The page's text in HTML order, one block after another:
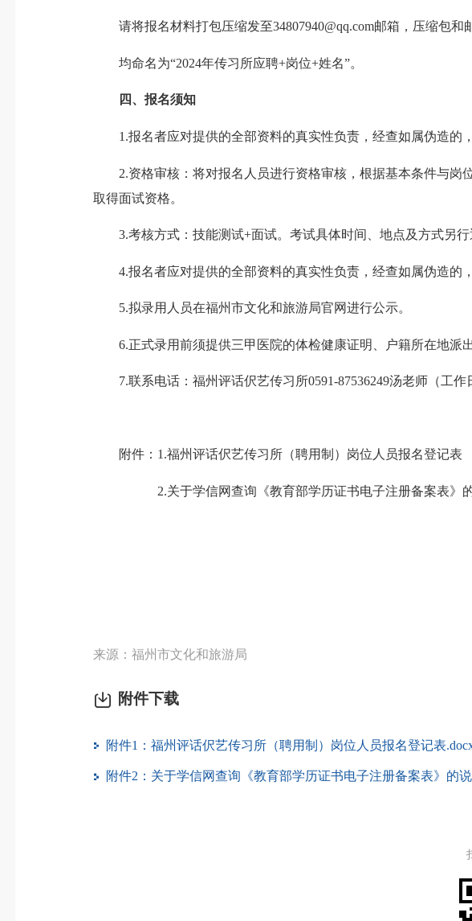
请将报名材料打包压缩发至34807940@qq.com邮箱，压缩包和
均命名为“2024年传习所应聘+岗位+姓名”。
四、报名须知
1.报名者应对提供的全部资料的真实性负责，经查如属伪造的，
2.资格审核：将对报名人员进行资格审核，根据基本条件与岗
取得面试资格。
3.考核方式：技能测试+面试。考试具体时间、地点及方式另行
4.报名者应对提供的全部资料的真实性负责，经查如属伪造的，
5.拟录用人员在福州市文化和旅游局官网进行公示。
6.正式录用前须提供三甲医院的体检健康证明、户籍所在地派出
7.联系电话：福州评话伬艺传习所0591-87536249汤老师（工作日
附件：1.福州评话伬艺传习所（聘用制）岗位人员报名登记表
2.关于学信网查询《教育部学历证书电子注册备案表》
来源：福州市文化和旅游局
附件下载
附件1：福州评话伬艺传习所（聘用制）岗位人员报名登记表
附件2：关于学信网查询《教育部学历证书电子注册备案表》的